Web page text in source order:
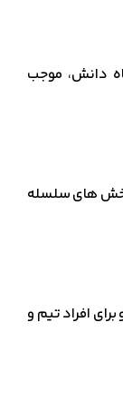
دانش، موجب
بخش های سلسله
افراد تیم و